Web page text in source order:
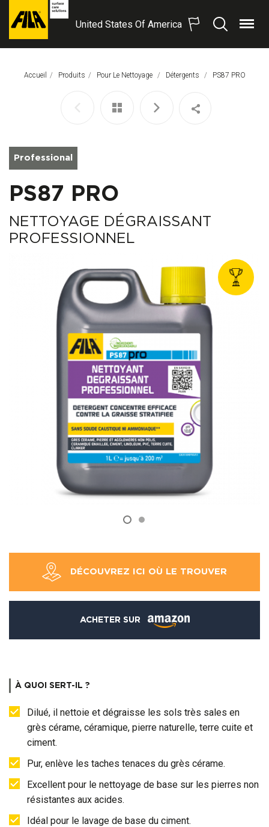
FILA
S.p.A.
United States Of America
Recherche
Menu
Accueil Produits Pour Le Nettoyage Détergents Page Actuelle:
PS87 PRO
Professional
PS87 PRO
NETTOYAGE DÉGRAISSANT
PROFESSIONNEL
DÉCOUVREZ ICI OÙ LE TROUVER
ACHETER SUR
À QUOI SERT-IL ?
Dilué, il nettoie et dégraisse les sols très sales en
grès cérame, céramique, pierre naturelle, terre cuite et
ciment.
Pur, enlève les taches tenaces du grès cérame.
Excellent pour le nettoyage de base sur les pierres non
résistantes aux acides.
Idéal pour le lavage de base du ciment.